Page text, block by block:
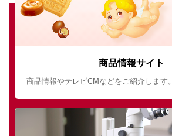
商品情報サイト
商品情報やテレビCMなどをご紹介します。